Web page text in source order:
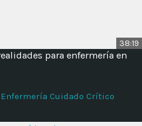
38:19
para enfermería en
Cuidado Crítico